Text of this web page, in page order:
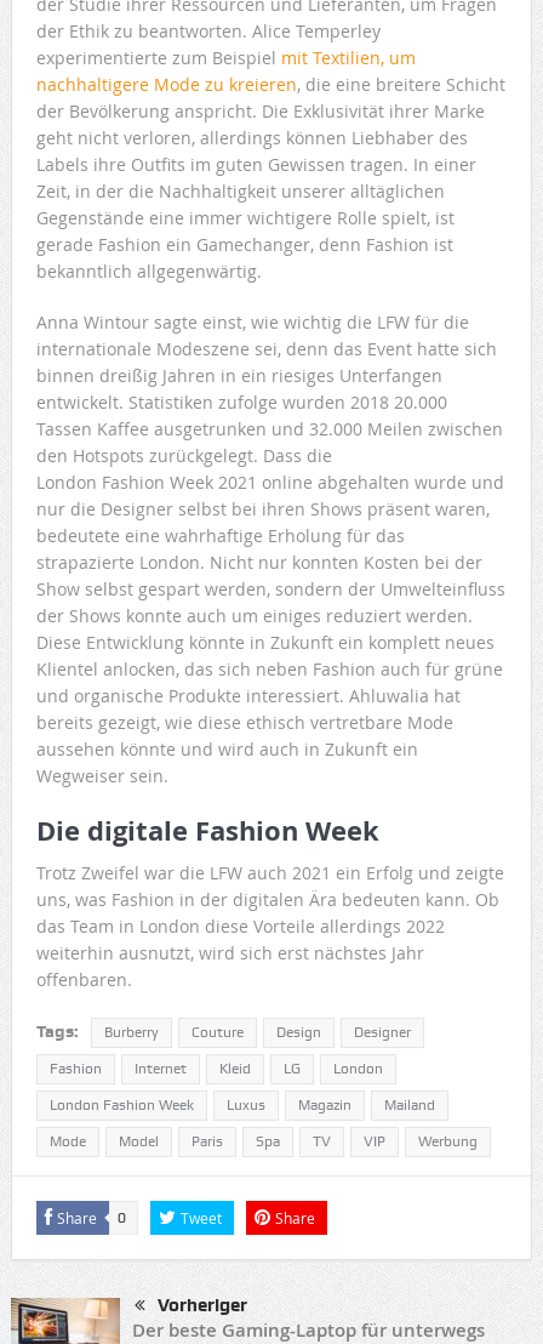
der Ethik zu beantworten. Alice Temperley
experimentierte zum Beispiel mit Textilien, um
nachhaltigere Mode zu kreieren, die eine breitere Schicht
der Bevölkerung anspricht. Die Exklusivität ihrer Marke
geht nicht verloren, allerdings können Liebhaber des
Labels ihre Outfits im guten Gewissen tragen. In einer
Zeit, in der die Nachhaltigkeit unserer alltäglichen
Gegenstände eine immer wichtigere Rolle spielt, ist
gerade Fashion ein Gamechanger, denn Fashion ist
bekanntlich allgegenwärtig.
Anna Wintour sagte einst, wie wichtig die LFW für die
internationale Modeszene sei, denn das Event hatte sich
binnen dreißig Jahren in ein riesiges Unterfangen
entwickelt. Statistiken zufolge wurden 2018 20.000
Tassen Kaffee ausgetrunken und 32.000 Meilen zwischen
den Hotspots zurückgelegt. Dass die
London Fashion Week 2021 online abgehalten wurde und
nur die Designer selbst bei ihren Shows präsent waren,
bedeutete eine wahrhaftige Erholung für das
strapazierte London. Nicht nur konnten Kosten bei der
Show selbst gespart werden, sondern der Umwelteinfluss
der Shows konnte auch um einiges reduziert werden.
Diese Entwicklung könnte in Zukunft ein komplett neues
Klientel anlocken, das sich neben Fashion auch für grüne
und organische Produkte interessiert. Ahluwalia hat
bereits gezeigt, wie diese ethisch vertretbare Mode
aussehen könnte und wird auch in Zukunft ein
Wegweiser sein.
Die digitale Fashion Week
Trotz Zweifel war die LFW auch 2021 ein Erfolg und zeigte
uns, was Fashion in der digitalen Ära bedeuten kann. Ob
das Team in London diese Vorteile allerdings 2022
weiterhin ausnutzt, wird sich erst nächstes Jahr
offenbaren.
Tags: Burberry Couture Design Designer
Fashion Internet Kleid LG London
London Fashion Week Luxus Magazin Mailand
Mode Model Paris Spa TV VIP Werbung
Share 0 Tweet Share
Vorheriger
Der beste Gaming-Laptop für unterwegs